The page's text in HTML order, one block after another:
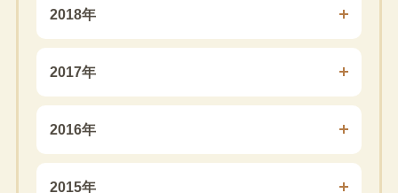
2018年
2017年
2016年
2015年